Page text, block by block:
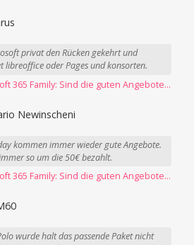
privat den Rücken gekehrt und
libreoffice oder Pages und konsorten.
→ Microsoft 365 Family: Sind die guten Angebote vorbei?
Newinscheni
kommen immer wieder gute Angebote.
so um die 50€ bezahlt.
→ Microsoft 365 Family: Sind die guten Angebote vorbei?
wurde halt das passende Paket nicht